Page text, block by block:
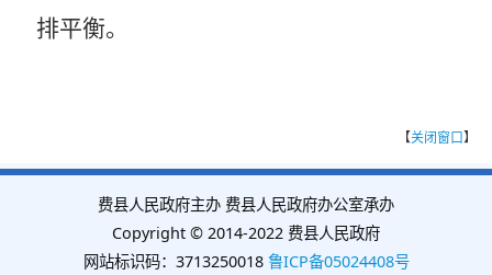
排平衡。
【关闭窗口】
费县人民政府主办 费县人民政府办公室承办
Copyright © 2014-2022 费县人民政府
网站标识码：3713250018 鲁ICP备05024408号